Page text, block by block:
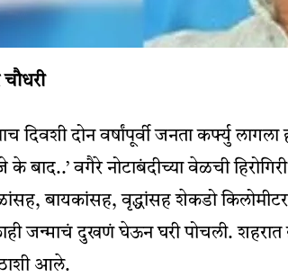
चौधरी
दिवशी दोन वर्षांपूर्वी जनता कर्फ्यु लागला
के बाद..’ वगैरे नोटाबंदीच्या वेळची
बायकांसह, वृद्धांसह शेकडो किलोमीटर
जन्माचं दुखणं घेऊन घरी पोचली. शहरात
आले.